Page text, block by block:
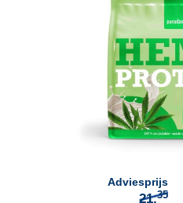
Adviesprijs
21,35